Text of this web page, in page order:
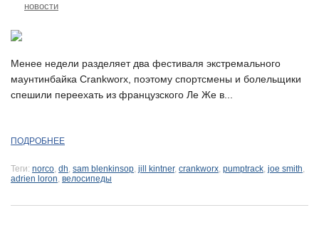
новости
Менее недели разделяет два фестиваля экстремального
маунтинбайка Crankworx, поэтому спортсмены и болельщики
спешили переехать из французского Ле Же в...
ПОДРОБНЕЕ
Теги: norco, dh, sam blenkinsop, jill kintner, crankworx, pumptrack, joe smith,
adrien loron, велосипеды